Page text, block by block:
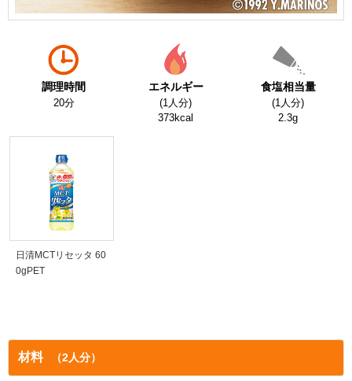
調理時間
20分
エネルギー
(1人分)
373kcal
食塩相当量
(1人分)
2.3g
日清MCTリセッタ 60
0gPET
材料 （2人分）